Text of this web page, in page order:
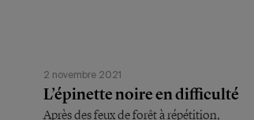
2 novembre 2021
L’épinette noire en difficulté
Après des feux de forêt à répétition,